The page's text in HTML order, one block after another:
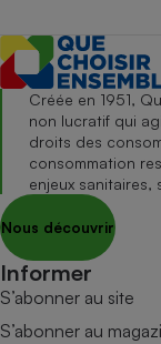
Créée en 1951,
non lucratif qui
droits des
consommation
enjeux sanitaires,
Nous découvrir
Informer
S’abonner au site
S’abonner au